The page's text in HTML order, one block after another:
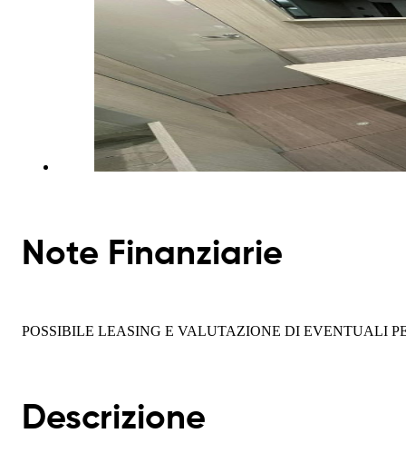
Note Finanziarie
POSSIBILE LEASING E VALUTAZIONE DI EVENTUALI
Descrizione